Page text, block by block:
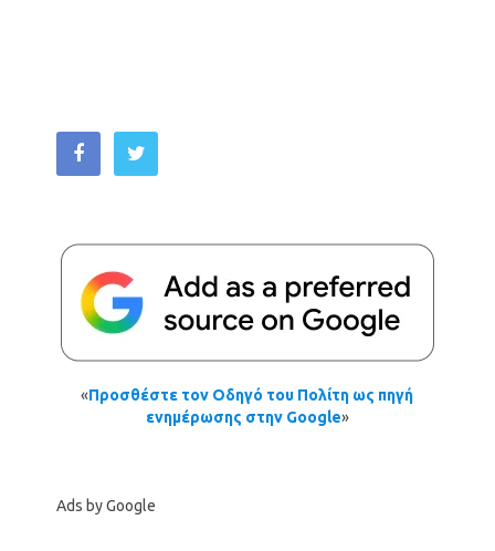
«Προσθέστε τον Οδηγό του Πολίτη ως πηγή
ενημέρωσης στην Google»
Ads by Google